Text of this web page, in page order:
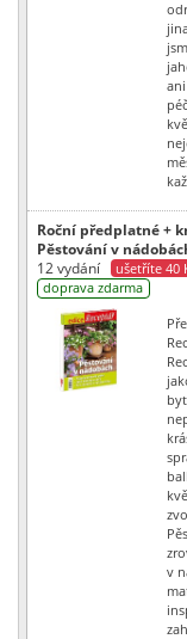
Roční předplatné +
Pěstování v
12 vydání
ušetříte 40
doprava zdarma
v